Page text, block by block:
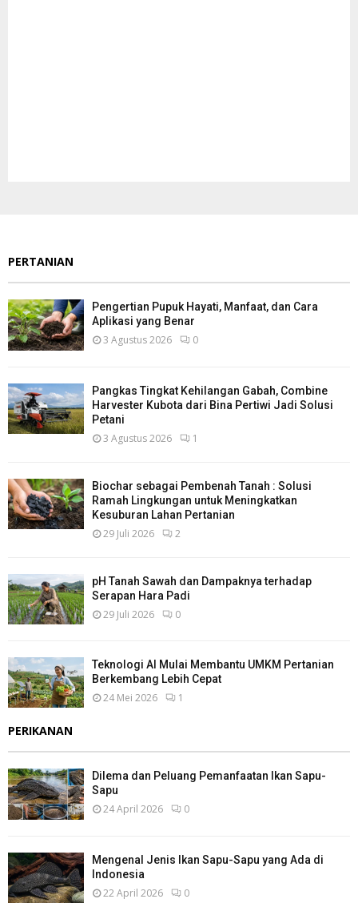
PERTANIAN
Pengertian Pupuk Hayati, Manfaat, dan Cara
Aplikasi yang Benar
3 Agustus 2026 0
Pangkas Tingkat Kehilangan Gabah, Combine
Harvester Kubota dari Bina Pertiwi Jadi Solusi
Petani
3 Agustus 2026 1
Biochar sebagai Pembenah Tanah : Solusi
Ramah Lingkungan untuk Meningkatkan
Kesuburan Lahan Pertanian
29 Juli 2026 2
pH Tanah Sawah dan Dampaknya terhadap
Serapan Hara Padi
29 Juli 2026 0
Teknologi AI Mulai Membantu UMKM Pertanian
Berkembang Lebih Cepat
24 Mei 2026 1
PERIKANAN
Dilema dan Peluang Pemanfaatan Ikan Sapu-
Sapu
24 April 2026 0
Mengenal Jenis Ikan Sapu-Sapu yang Ada di
Indonesia
22 April 2026 0